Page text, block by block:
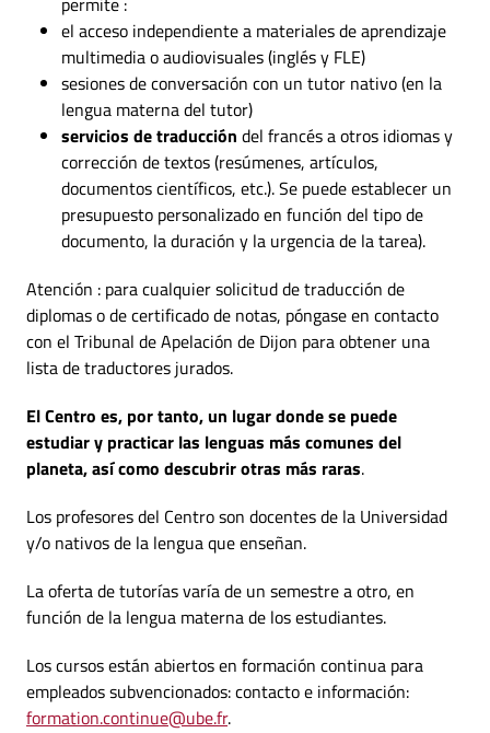
el acceso independiente a materiales de aprendizaje
multimedia o audiovisuales (inglés y FLE)
sesiones de conversación con un tutor nativo (en la
lengua materna del tutor)
servicios de traducción del francés a otros idiomas y
corrección de textos (resúmenes, artículos,
documentos científicos, etc.). Se puede establecer un
presupuesto personalizado en función del tipo de
documento, la duración y la urgencia de la tarea).
Atención : para cualquier solicitud de traducción de
diplomas o de certificado de notas, póngase en contacto
con el Tribunal de Apelación de Dijon para obtener una
lista de traductores jurados.
El Centro es, por tanto, un lugar donde se puede
estudiar y practicar las lenguas más comunes del
planeta, así como descubrir otras más raras.
Los profesores del Centro son docentes de la Universidad
y/o nativos de la lengua que enseñan.
La oferta de tutorías varía de un semestre a otro, en
función de la lengua materna de los estudiantes.
Los cursos están abiertos en formación continua para
empleados subvencionados: contacto e información:
formation.continue@ube.fr.